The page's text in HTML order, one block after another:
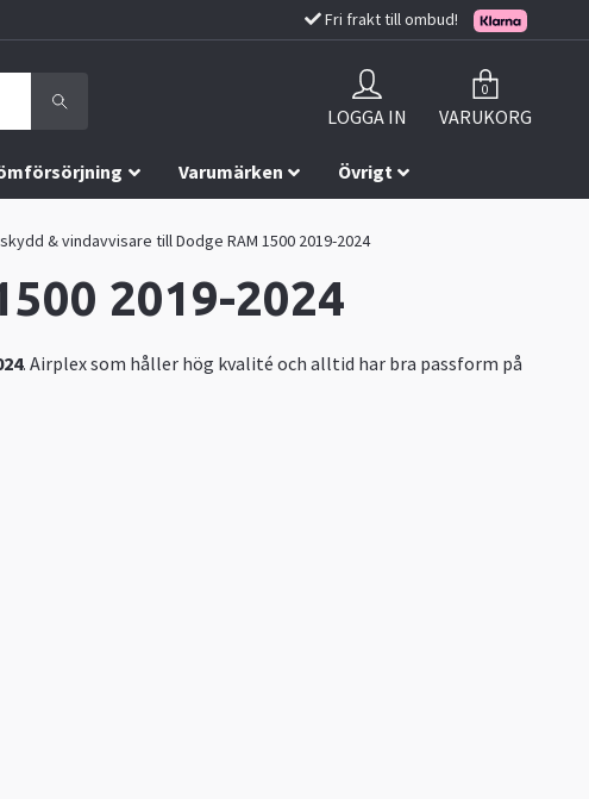
Fri frakt till ombud!
LOGGA IN
0
VARUKORG
Varumärken Övrigt
& vindavvisare till Dodge RAM 1500 2019-2024
2019-2024
. Airplex som håller hög kvalité och alltid har bra passform på